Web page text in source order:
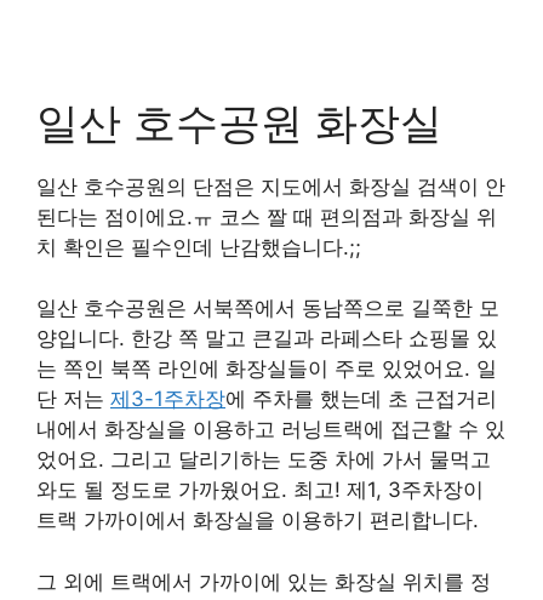
일산 호수공원 화장실
일산 호수공원의 단점은 지도에서 화장실 검색이 안
된다는 점이에요.ㅠ 코스 짤 때 편의점과 화장실 위
치 확인은 필수인데 난감했습니다.;;
일산 호수공원은 서북쪽에서 동남쪽으로 길쭉한 모
양입니다. 한강 쪽 말고 큰길과 라페스타 쇼핑몰 있
는 쪽인 북쪽 라인에 화장실들이 주로 있었어요. 일
단 저는 제3-1주차장에 주차를 했는데 초 근접거리
내에서 화장실을 이용하고 러닝트랙에 접근할 수 있
었어요. 그리고 달리기하는 도중 차에 가서 물먹고
와도 될 정도로 가까웠어요. 최고! 제1, 3주차장이
트랙 가까이에서 화장실을 이용하기 편리합니다.
그 외에 트랙에서 가까이에 있는 화장실 위치를 정